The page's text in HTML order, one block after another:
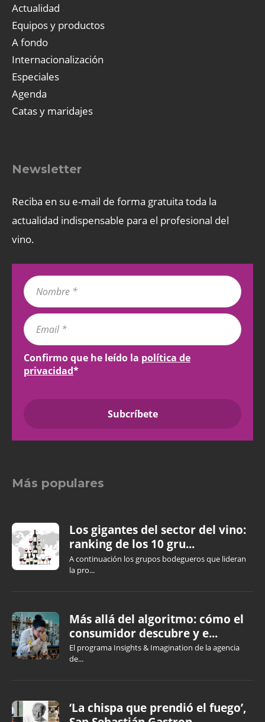
Actualidad
Equipos y productos
A fondo
Internacionalización
Especiales
Agenda
Catas y maridajes
Newsletter
Reciba en su e-mail de forma gratuita toda la
actualidad indispensable para el profesional del
vino.
Confirmo que he leído la política de
privacidad*
Más populares
Los gigantes del sector del vino:
ranking de los 10 gru...
A continuación los grupos bodegueros que lideran
la pro...
Más allá del algoritmo: cómo el
consumidor descubre y e...
El programa Insights & Imagination de la agencia
de...
‘La chispa que prendió el fuego’,